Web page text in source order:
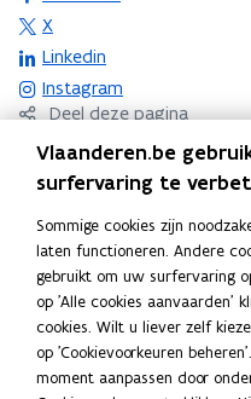
e
e
:
V
o
o
r
l
e
s
s
o
f
t
w
b
i
n
n
i
b X
opent in nieuw venster
Linkedin
opent in nieuw venster
Instagram
opent in nieuw venster
Deel deze pagina
L
i
e
d
i
n
o
K
o
e
e
r
l
i
Contact
Voor meer informatie
of metADIBib
(
o
.
Vlaanderen.be
surfervaring te
Sommige cookies zijn
laten functioneren. Andere
gebruikt om uw surfervaring
op 'Alle cookies aanvaarden'
cookies. Wilt u liever zelf
op 'Cookievoorkeuren
moment aanpassen door